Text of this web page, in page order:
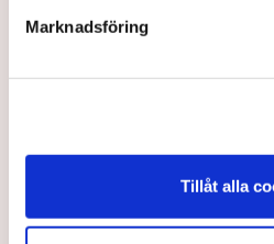
Marknadsföring
Tillåt alla
Alltså är det fastighetsägaren
att de har varit i kontakt med
hur påverkar det ekonomin?